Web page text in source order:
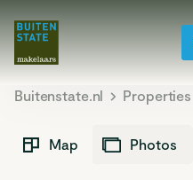
Buitenstate.nl Properties
Map Photos